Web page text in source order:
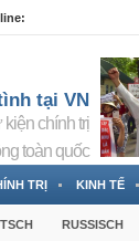
tại VN
chính trị
toàn quốc
TRỊ KINH TẾ
RUSSISCH